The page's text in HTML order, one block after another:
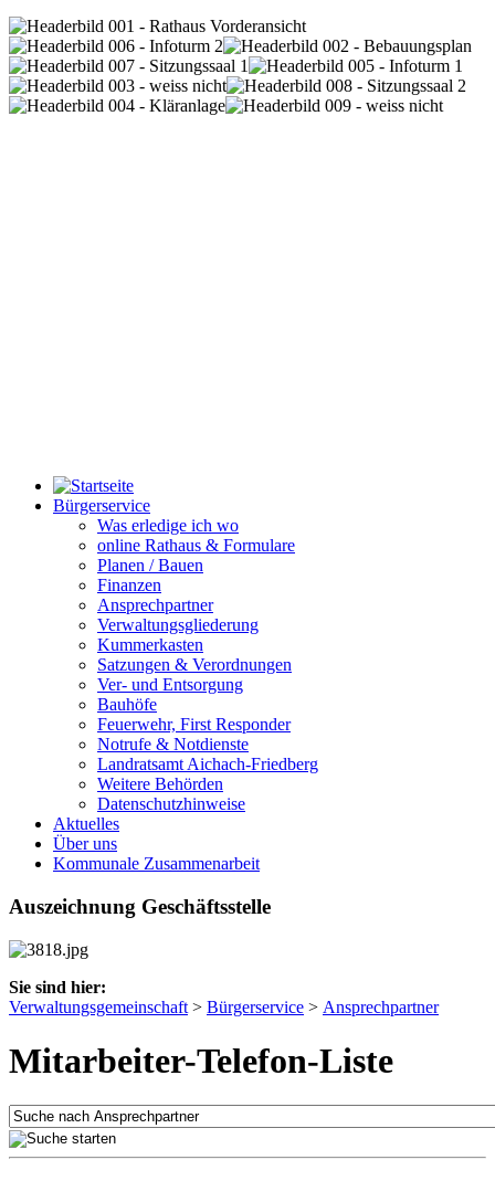
Bürgerservice
Was erledige ich wo
online Rathaus & Formulare
Planen / Bauen
Finanzen
Ansprechpartner
Verwaltungsgliederung
Kummerkasten
Satzungen & Verordnungen
Ver- und Entsorgung
Bauhöfe
Feuerwehr, First Responder
Notrufe & Notdienste
Landratsamt Aichach-Friedberg
Weitere Behörden
Datenschutzhinweise
Aktuelles
Über uns
Kommunale Zusammenarbeit
Auszeichnung Geschäftsstelle
Sie sind hier:
Verwaltungsgemeinschaft > Bürgerservice > Ansprechpartner
Mitarbeiter-Telefon-Liste